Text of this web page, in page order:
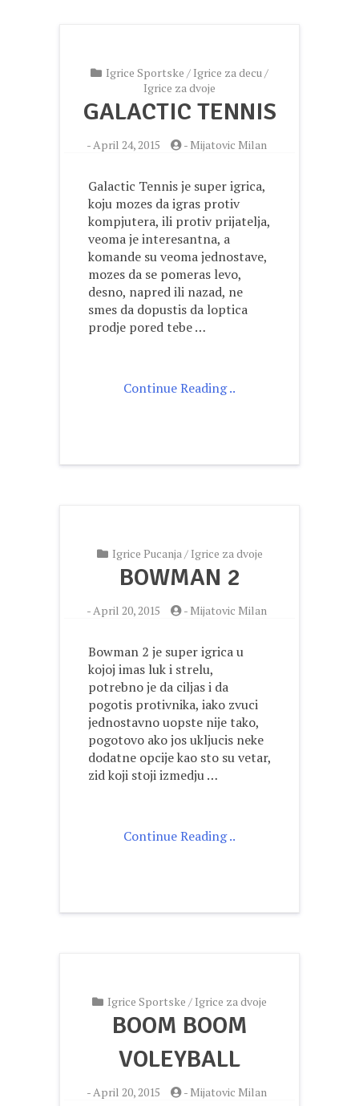
Igrice Sportske / Igrice za decu/
Igrice za dvoje
GALACTIC TENNIS
-April 24, 2015 - Mijatovic Milan
Galactic Tennis je super igrica,
koju mozes da igras protiv
kompjutera, ili protiv prijatelja,
veoma je interesantna, a
komande su veoma jednostave,
mozes da se pomeras levo,
desno, napred ili nazad, ne
smes da dopustis da loptica
prodje pored tebe …
Continue Reading ..
Igrice Pucanja/ Igrice za dvoje
BOWMAN 2
-April 20, 2015 - Mijatovic Milan
Bowman 2 je super igrica u
kojoj imas luk i strelu,
potrebno je da ciljas i da
pogotis protivnika, iako zvuci
jednostavno uopste nije tako,
pogotovo ako jos ukljucis neke
dodatne opcije kao sto su vetar,
zid koji stoji izmedju …
Continue Reading ..
Igrice Sportske / Igrice za dvoje
BOOM BOOM
VOLEYBALL
-April 20, 2015 - Mijatovic Milan